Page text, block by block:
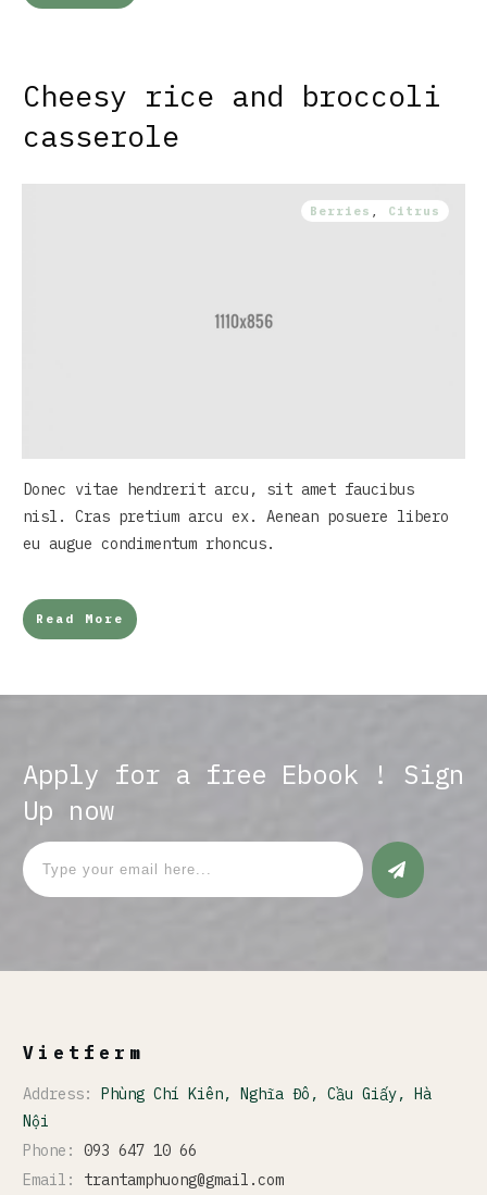
Cheesy rice and broccoli
casserole
Berries Citrus
Donec vitae hendrerit arcu, sit amet faucibus
nisl. Cras pretium arcu ex. Aenean posuere libero
eu augue condimentum rhoncus.
Read More
Apply for a free Ebook ! Sign
Up now
Vietferm
Address: Phùng Chí Kiên, Nghĩa Đô, Cầu Giấy, Hà
Nội
Phone: 093 647 10 66
Email: trantamphuong@gmail.com